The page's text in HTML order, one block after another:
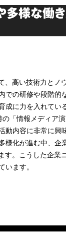
多様な働
、高い技術力とノ
での研修や段階的
成に力を入れてい
「情報メディア演
動内容に非常に興
様化が進む中、企
す。こうした企業
ます。